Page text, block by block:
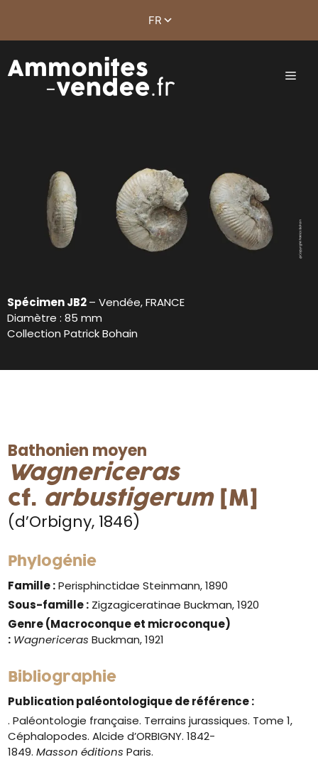
Spécimen JB2– Vendée, FRANCE
Diamètre : 85 mm
Collection Patrick Bohain
Bathonien moyen
Wagnericeras
cf. arbustigerum [M]
(d’Orbigny, 1846)
Phylogénie
Famille :Perisphinctidae Steinmann, 1890
Sous-famille : Zigzagiceratinae Buckman, 1920
Genre(Macroconque et microconque)
: Wagnericeras Buckman, 1921
Bibliographie
Publication paléontologique de référence :
.Paléontologie française. Terrains jurassiques. Tome 1,
Céphalopodes. Alcide d’ORBIGNY. 1842-
1849.Massonéditions Paris.